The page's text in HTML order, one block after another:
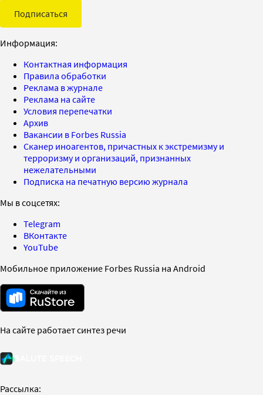
Подписаться
Информация:
Контактная информация
Правила обработки
Реклама в журнале
Реклама на сайте
Условия перепечатки
Архив
Вакансии в Forbes Russia
Сканер иноагентов, причастных к экстремизму и
терроризму и организаций, признанных
нежелательными
Подписка на печатную версию журнала
Мы в соцсетях:
Telegram
ВКонтакте
YouTube
Мобильное приложение Forbes Russia на Android
На сайте работает синтез речи
Рассылка: